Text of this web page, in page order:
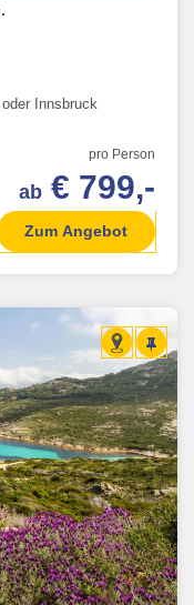
Innsbruck
pro Person
ab € 799,-
Zum Angebot